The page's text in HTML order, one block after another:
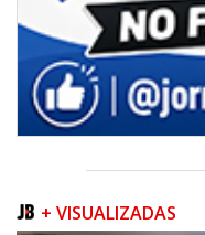
+ VISUALIZADAS